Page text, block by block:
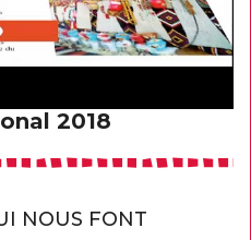
2018
NOUS FONT